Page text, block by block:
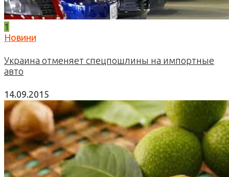
1
Новини
Украина отменяет спецпошлины на импортные
авто
14.09.2015